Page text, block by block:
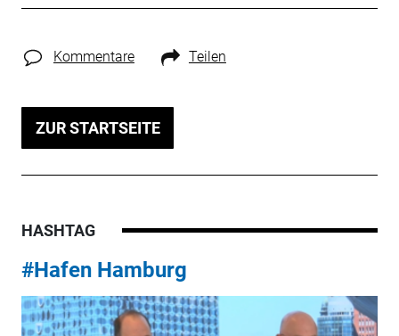
Kommentare Teilen
ZUR STARTSEITE
HASHTAG
#Hafen Hamburg